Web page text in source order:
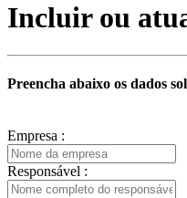
Incluir ou
Preencha abaixo os dados
Empresa :
Responsável :